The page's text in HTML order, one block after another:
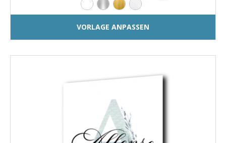
VORLAGE ANPASSEN